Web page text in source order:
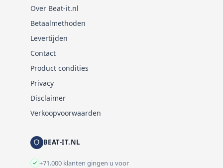
Over Beat-it.nl
Betaalmethoden
Levertijden
Contact
Product condities
Privacy
Disclaimer
Verkoopvoorwaarden
BEAT-IT.NL
+71.000 klanten gingen u voor